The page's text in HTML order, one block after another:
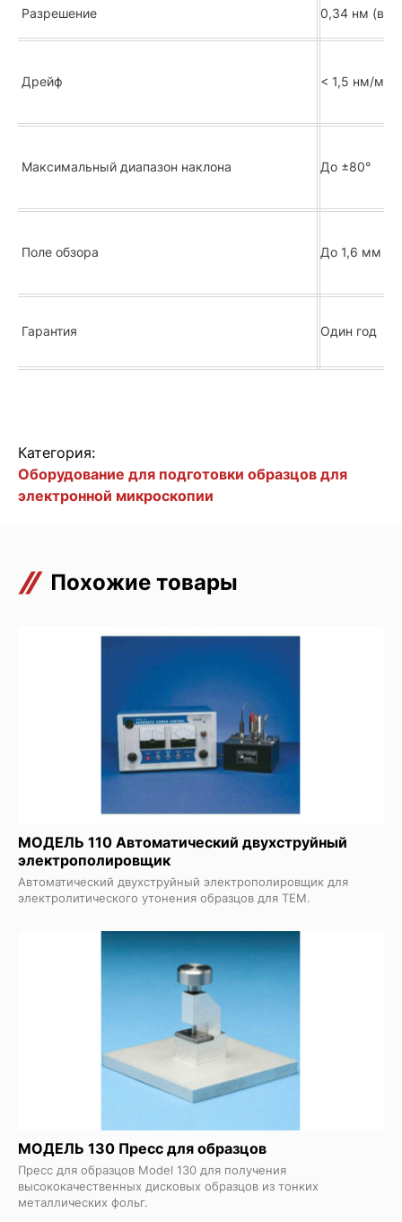
Разрешение 0,34 нм (во
Дрейф < 1,5 нм/мин
Максимальный диапазон наклона До ±80°
Поле обзора До 1,6 мм
Гарантия Один год
Категория:
Оборудование для подготовки образцов для
электронной микроскопии
Похожие товары
МОДЕЛЬ 110 Автоматический двухструйный
электрополировщик
Автоматический двухструйный электрополировщик для
электролитического утонения образцов для ТЕМ.
МОДЕЛЬ 130 Пресс для образцов
Пресс для образцов Model 130 для получения
высококачественных дисковых образцов из тонких
металлических фольг.